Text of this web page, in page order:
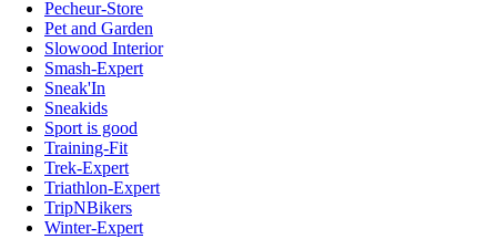
Pecheur-Store
Pet and Garden
Slowood Interior
Smash-Expert
Sneak'In
Sneakids
Sport is good
Training-Fit
Trek-Expert
Triathlon-Expert
TripNBikers
Winter-Expert